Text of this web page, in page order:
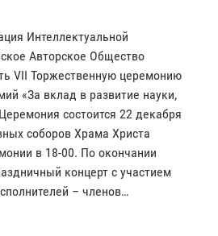
Интеллектуальной
Авторское Общество
VII Торжественную церемонию
«За вклад в развитие науки,
состоится 22 декабря
соборов Храма Христа
в 18-00. По окончании
концерт с участием
– членов…